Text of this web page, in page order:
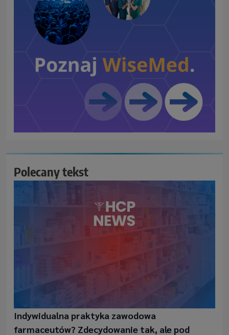
Polecany tekst
Indywidualna praktyka zawodowa
farmaceutów? Zdecydowanie tak, ale pod